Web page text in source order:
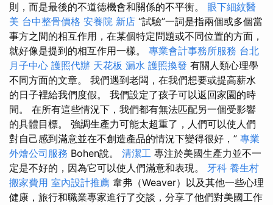
則，而是最後的不道德機會和關係的不平衡。 眼下細紋醫
美 台中整骨價格 安養院 新店 “試驗”一詞是指兩個或多個當
事方之間的相互作用，在某個特定問題或不同位置的方面，
就好像是提到的相互作用一樣。 專業會計事務所服務 台北
月子中心 護照代辦 天花板 漏水 護照換發 有關人類心理學
不同方面的文章。 我們遇到老闆，在我們想要或提高薪水
的日子裡給我們度假。 我們設定了孩子可以返回家園的時
間。 在所有這些情況下，我們都有無法匹配另一個受影響
的具體目標。 強調生產力可能太超重了，人們可以使人們
對自己感到滿意並在不創造產品的情況下變得很好，” 專業
外燴公司服務 Bohen說。 清潔工 專注於美國生產力並不一
定是不好的，因為它可以使人們滿意和表現。 牙科 養生村
搬家費用 室內設計推薦 韋弗（Weaver）以及其他一些心理
健康，旅行和職業專家進行了交談，分享了他們對美國工作